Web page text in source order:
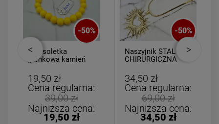
Bransoletka srebrna STAL
CHIRURGICZNA
modułowa ażurowa
cyrkonie
69,00 zł
Bransoletka
modułowa
koniczyny
-50%
Bransoletka
gumkowa kamień
19,50 zł
Cena regularna:
39,00 zł
Najniższa cena:
19,50 zł
-50%
Naszyjnik STAL
CHIRURGICZNA
serce promienie
perełki
34,50 zł
Cena regularna:
69,00 zł
Najniższa cena:
34,50 zł